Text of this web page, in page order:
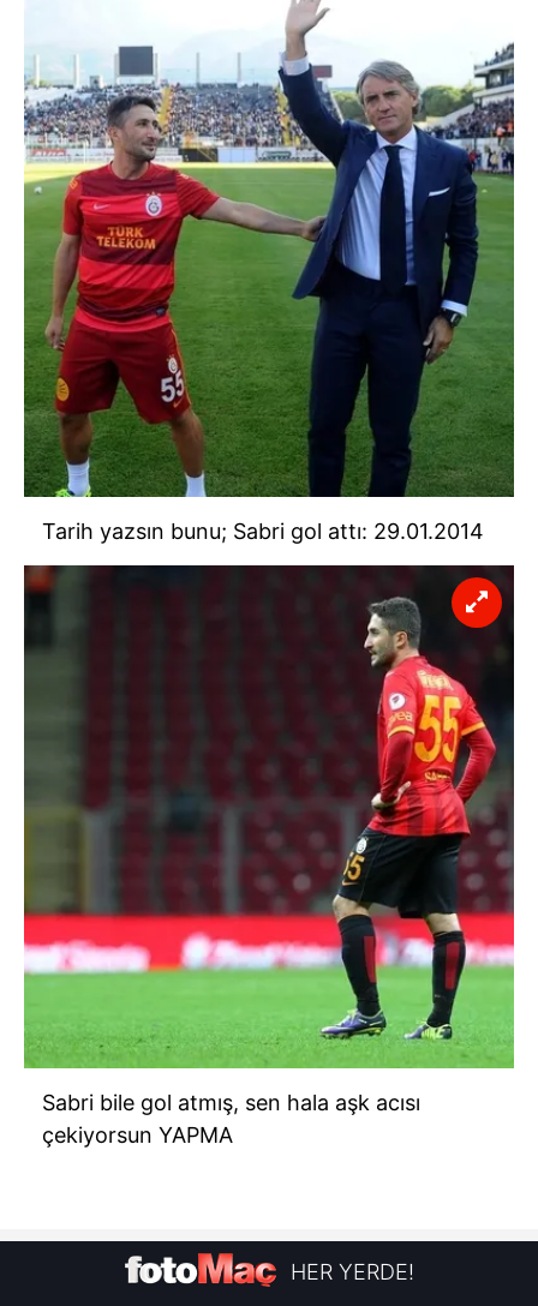
Tarih yazsın bunu; Sabri gol attı: 29.01.2014
Sabri bile gol atmış, sen hala aşk acısı
çekiyorsun YAPMA
HER YERDE!